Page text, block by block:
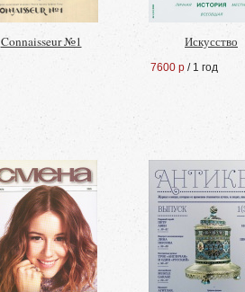
Connaisseur №1 Искусство
7600 р / 1 год